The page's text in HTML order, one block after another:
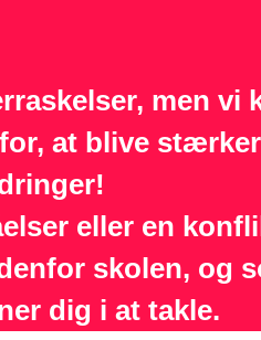
men vi
at blive
eller en
skolen, og
dig i at takle.